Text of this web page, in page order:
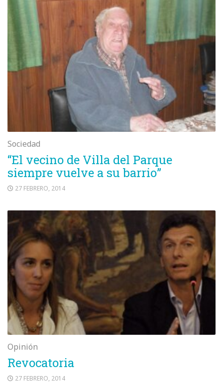
Sociedad
“El vecino de Villa del Parque
siempre vuelve a su barrio”
27 FEBRERO, 2014
Opinión
Revocatoria
27 FEBRERO, 2014